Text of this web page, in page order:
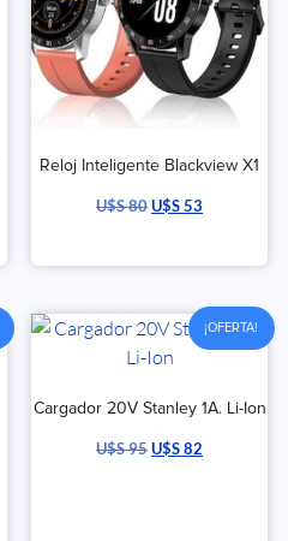
Reloj Inteligente Blackview X1
U$S80U$S53
¡OFERTA!
Cargador 20V Stanley 1A. Li-Ion
U$S95U$S82